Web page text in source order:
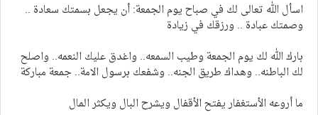
اسأل الله تعالى لك في صباح يوم الجمعة: أن يجعل بسمتك سعادة ..
وصمتك عبادة .. ورزقك في زيادة
بارك الله لك يوم الجمعة وطيب السمعه.. واغدق عليك النعمه.. واصلح
لك الباطنه.. وهداك طريق الجنه.. وشفعك برسول الامة.. جمعة مباركة
ما أروعه الأستغفار يفتح الأقفال ويشرح البال ويكثر المال